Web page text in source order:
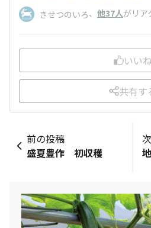
きせつのいろ、 他37人がリア
いいね
共有す
前の投稿
盛夏豊作 初収穫